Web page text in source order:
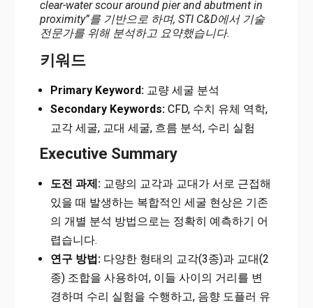
clear-water scour around pier and abutment in
proximity”를 기반으로 하며, STI C&D에서 기술
전문가를 위해 분석하고 요약했습니다.
키워드
Primary Keyword:교량 세굴 분석
Secondary Keywords:CFD, 수치 유체 역학,
교각 세굴, 교대 세굴, 흐름 분석, 수리 실험
Executive Summary
도전 과제:교량의 교각과 교대가 서로 근접해
있을 때 발생하는 복합적인 세굴 현상은 기존
의 개별 분석 방법으로는 정확히 예측하기 어
렵습니다.
연구 방법:다양한 형태의 교각(3종)과 교대(2
종) 조합을 사용하여, 이들 사이의 거리를 변
경하며 수리 실험을 수행하고, 음향 도플러 유